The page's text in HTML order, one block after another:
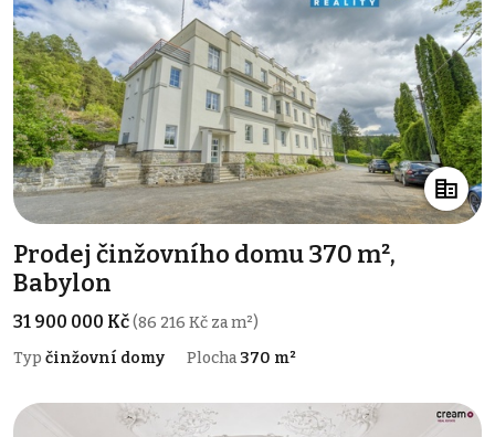
Prodej činžovního domu 370 m²,
Babylon
31 900 000 Kč(86 216 Kč za m²)
Typ činžovní domy Plocha 370 m²